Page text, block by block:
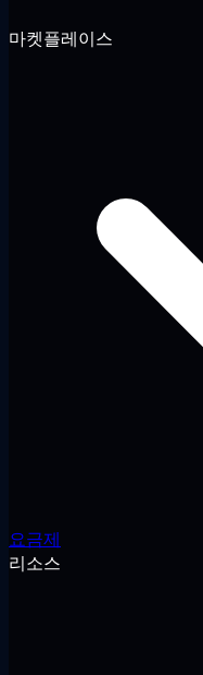
마켓플레이스
요금제
리소스